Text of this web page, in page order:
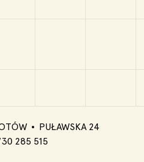
PUŁAWSKA 24
285 515